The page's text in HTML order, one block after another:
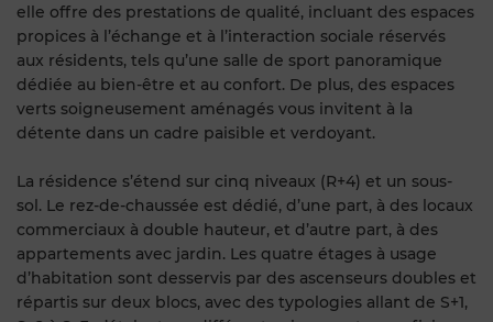
elle offre des prestations de qualité, incluant des espaces
propices à l’échange et à l’interaction sociale réservés
aux résidents, tels qu’une salle de sport panoramique
dédiée au bien-être et au confort. De plus, des espaces
verts soigneusement aménagés vous invitent à la
détente dans un cadre paisible et verdoyant.
La résidence s’étend sur cinq niveaux (R+4) et un sous-
sol. Le rez-de-chaussée est dédié, d’une part, à des locaux
commerciaux à double hauteur, et d’autre part, à des
appartements avec jardin. Les quatre étages à usage
d’habitation sont desservis par des ascenseurs doubles et
répartis sur deux blocs, avec des typologies allant de S+1,